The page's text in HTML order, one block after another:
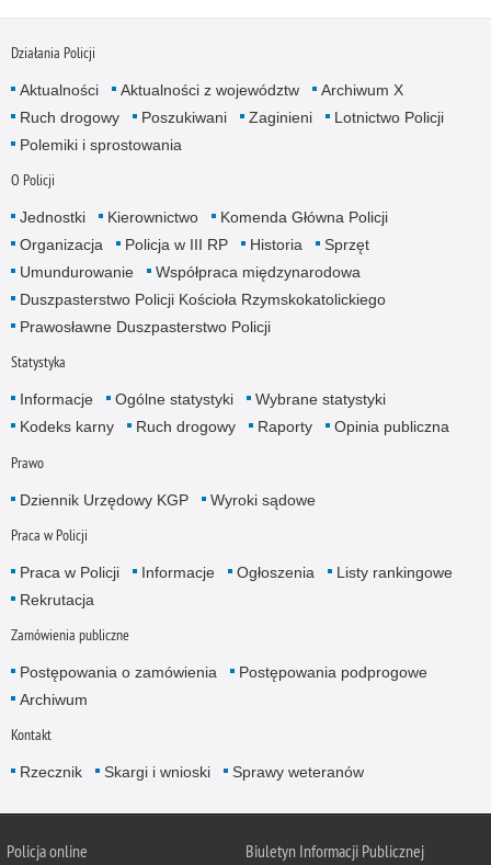
Działania Policji
Aktualności Aktualności z województw
Archiwum X
Ruch drogowy
Poszukiwani Zaginieni
Lotnictwo Policji
Polemiki i sprostowania
O Policji
Jednostki Kierownictwo
Komenda Główna Policji
Organizacja
Policja w III RP Historia
Sprzęt
Umundurowanie
Współpraca międzynarodowa
Duszpasterstwo Policji Kościoła Rzymskokatolickiego
Prawosławne Duszpasterstwo Policji
Statystyka
Informacje Ogólne statystyki
Wybrane statystyki
Kodeks karny
Ruch drogowy Raporty Opinia publiczna
Prawo
Dziennik Urzędowy KGP Wyroki sądowe
Praca w Policji
Praca w Policji Informacje Ogłoszenia
Listy rankingowe
Rekrutacja
Zamówienia publiczne
Postępowania o zamówienia
Postępowania podprogowe
Archiwum
Kontakt
Rzecznik Skargi i wnioski Sprawy weteranów
Policjaonline Biuletyn Informacji Publicznej